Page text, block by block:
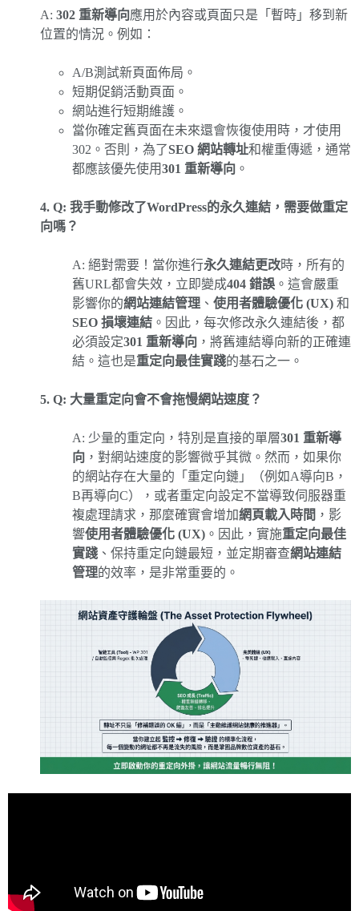
A: 302 重新導向應用於內容或頁面只是「暫時」移到新
位置的情況。例如：
A/B測試新頁面佈局。
短期促銷活動頁面。
網站進行短期維護。
當你確定舊頁面在未來還會恢復使用時，才使用
302。否則，為了SEO 網站轉址和權重傳遞，通常
都應該優先使用301 重新導向 。
4. Q: 我手動修改了WordPress的永久連結，需要做重定
向嗎？
A: 絕對需要！當你進行永久連結更改時，所有的
舊URL都會失效，立即變成404 錯誤 。這會嚴重
影響你的網站連結管理 、 使用者體驗優化 (UX) 和
SEO 損壞連結 。因此，每次修改永久連結後，都
必須設定301 重新導向 ，將舊連結導向新的正確連
結。這也是重定向最佳實踐的基石之一。
5. Q: 大量重定向會不會拖慢網站速度？
A: 少量的重定向，特別是直接的單層301 重新導
向 ，對網站速度的影響微乎其微。然而，如果你
的網站存在大量的「重定向鏈」（例如A導向B，
B再導向C），或者重定向設定不當導致伺服器重
複處理請求，那麼確實會增加網頁載入時間 ，影
響使用者體驗優化 (UX) 。因此，實施重定向最佳
實踐 、保持重定向鏈最短，並定期審查網站連結
管理的效率，是非常重要的。